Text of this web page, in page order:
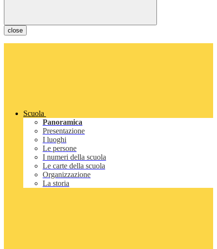
close
Scuola
Panoramica
Presentazione
I luoghi
Le persone
I numeri della scuola
Le carte della scuola
Organizzazione
La storia